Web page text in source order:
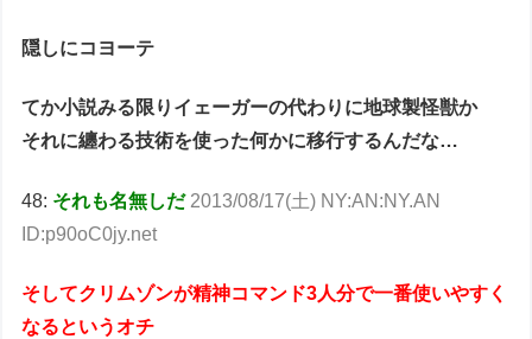
隠しにコヨーテ
てか小説みる限りイェーガーの代わりに地球製怪獣か
それに纏わる技術を使った何かに移行するんだな…
48: それも名無しだ 2013/08/17(土) NY:AN:NY.AN
ID:p90oC0jy.net
そしてクリムゾンが精神コマンド3人分で一番使いやすく
なるというオチ